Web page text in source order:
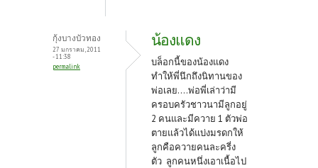
กุ้งบางบัวทอง
27 มกราคม, 2011
- 11:38
permalink
น้องแดง
บล็อกนี้ของน้องแดง
ทำให้พี่นึกถึงนิทานของ
พ่อเลย....พ่อพี่เล่าว่ามี
ครอบครัวชาวนามีลูกอยู่
2 คนและมีควาย 1 ตัวพ่อ
ตายแล้วได้แบ่งมรดกให้
ลูกคือควายคนละครี่ง
ตัว ลูกคนหนึ่งเอาเนื้อไป